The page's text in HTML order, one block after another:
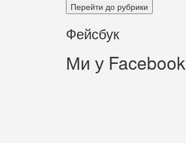
Перейти до рубрики
Фейсбук
Ми у Facebook